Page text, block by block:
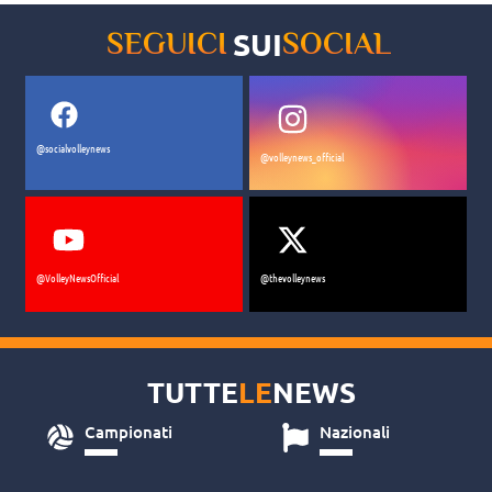
SEGUICI SUISOCIAL
@socialvolleynews
@volleynews_official
@VolleyNewsOfficial @thevolleynews
TUTTELENEWS
Campionati Nazionali